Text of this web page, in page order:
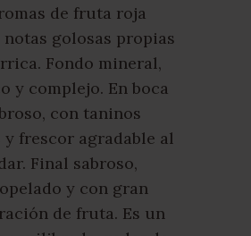
de fruta roja
golosas propias
Fondo mineral,
y complejo. En boca
con taninos
y frescor agradable al
Final sabroso,
y con gran
de fruta. Es un